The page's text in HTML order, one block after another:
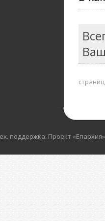
поддержка: Проект «Епархия»